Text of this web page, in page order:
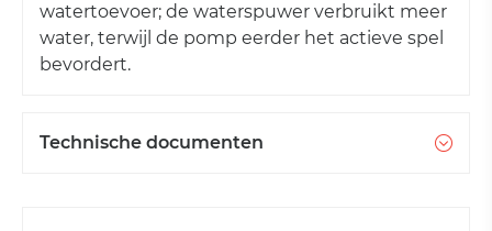
watertoevoer; de waterspuwer verbruikt meer
water, terwijl de pomp eerder het actieve spel
bevordert.
Technische documenten